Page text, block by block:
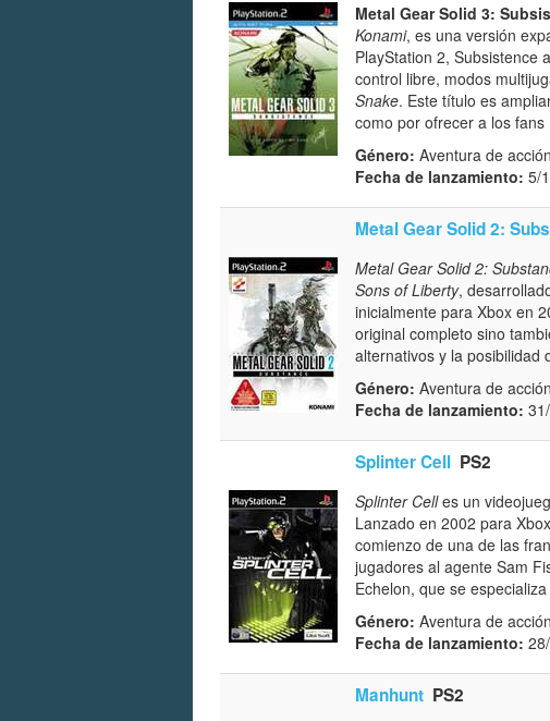
Metal Gear Solid 3:
Konami, es una versión
PlayStation 2, Subsistence
control libre, modos
Snake. Este título es
como por ofrecer a los
Género: Aventura de
Fecha de lanzamiento: 5/
Metal Gear Solid 2:
Metal Gear Solid 2:
Sons of Liberty,
inicialmente para Xbox en
original completo sino
alternativos y la posibilidad
Género: Aventura de
Fecha de lanzamiento:
Splinter Cell PS2
Splinter Celles un
Lanzado en 2002 para
comienzo de una de las
jugadores al agente Sam
Echelon, que se
Género: Aventura de
Fecha de lanzamiento:
Manhunt PS2